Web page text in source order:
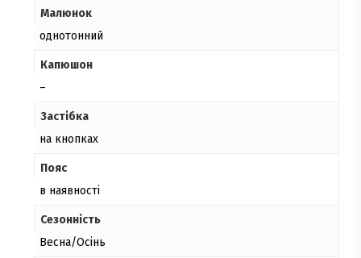
Малюнок
однотонний
Капюшон
–
Застібка
на кнопках
Пояс
в наявності
Сезонність
Весна/Осінь